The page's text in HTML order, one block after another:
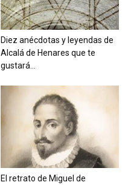
Diez anécdotas y leyendas de
Alcalá de Henares que te
gustará...
El retrato de Miguel de